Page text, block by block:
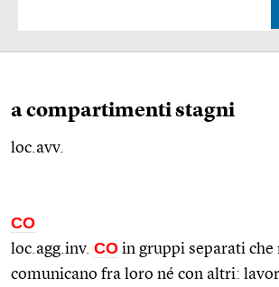
a compartimenti stagni
loc.avv.
CO
loc.agg.inv. CO in gruppi separati che
comunicano fra loro né con altri: